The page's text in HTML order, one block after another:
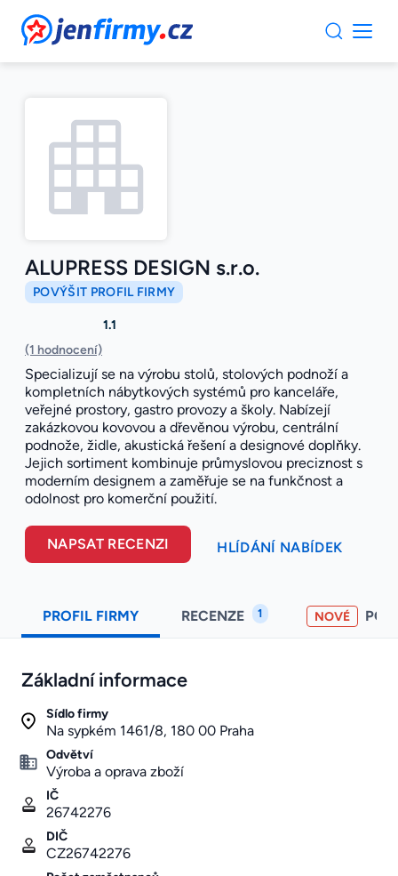
JenFirmy.cz
ALUPRESS DESIGN s.r.o.
POVÝŠIT PROFIL FIRMY
1.1
(1 hodnocení)
Specializují se na výrobu stolů, stolových podnoží a
kompletních nábytkových systémů pro kanceláře,
veřejné prostory, gastro provozy a školy. Nabízejí
zakázkovou kovovou a dřevěnou výrobu, centrální
podnože, židle, akustická řešení a designové doplňky.
Jejich sortiment kombinuje průmyslovou preciznost s
moderním designem a zaměřuje se na funkčnost a
odolnost pro komerční použití.
NAPSAT RECENZI HLÍDÁNÍ NABÍDEK
PROFIL FIRMY RECENZE 1 NOVÉ
Základní informace
Sídlo firmy
Na sypkém 1461/8, 180 00 Praha
Odvětví
Výroba a oprava zboží
IČ
26742276
DIČ
CZ26742276